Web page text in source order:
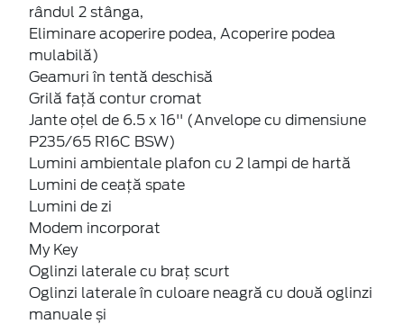
rândul 2 stânga,
Eliminare acoperire podea, Acoperire podea
mulabilă)
Geamuri în tentă deschisă
Grilă față contur cromat
Jante oțel de 6.5 x 16'' (Anvelope cu dimensiune
P235/65 R16C BSW)
Lumini ambientale plafon cu 2 lampi de hartă
Lumini de ceață spate
Lumini de zi
Modem incorporat
My Key
Oglinzi laterale cu braț scurt
Oglinzi laterale în culoare neagră cu două oglinzi
manuale și